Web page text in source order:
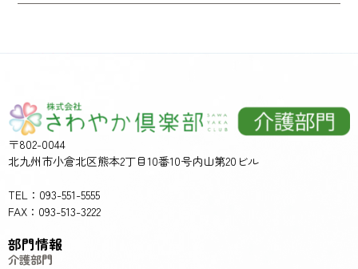
〒802-0044
北九州市小倉北区熊本2丁目10番10号内山第20ビル
TEL：093-551-5555
FAX：093-513-3222
部門情報
介護部門